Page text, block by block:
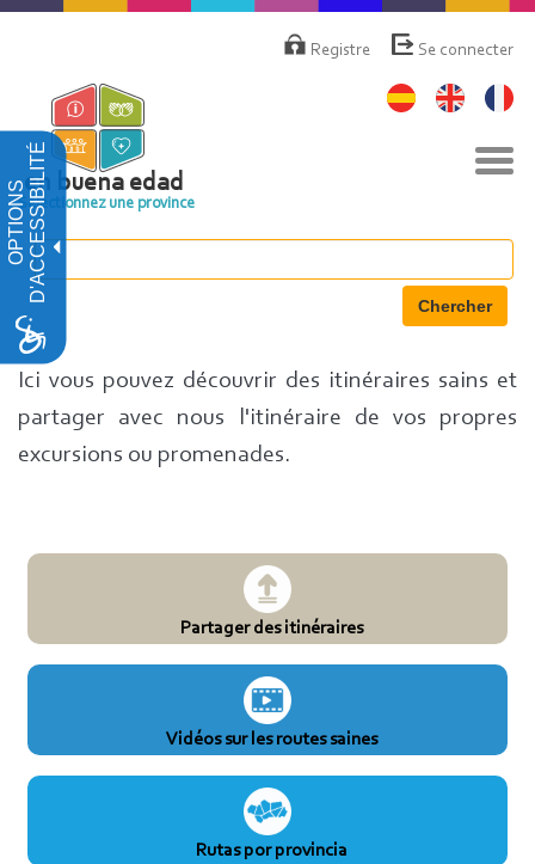
OPTIONSD'ACCESSIBILITÉ
Aller
principal
deRegistre Se connecter
la
en buena edad
Sélectionnez une province
Chercher
Ici vous pouvez découvrir des itinéraires sains et
partager avec nous l'itinéraire de vos propres
excursions ou promenades.
Partager des itinéraires
Vidéos sur les routes saines
Rutas por provincia